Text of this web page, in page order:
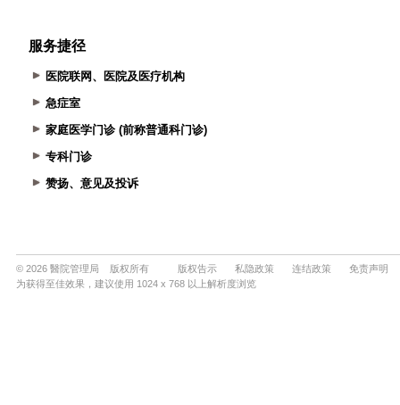
服务捷径
医院联网、医院及医疗机构
急症室
家庭医学门诊 (前称普通科门诊)
专科门诊
赞扬、意见及投诉
© 2026 醫院管理局 版权所有 版权告示 私隐政策 连结政策
免责声明
为获得至佳效果，建议使用 1024 x 768 以上解析度浏览